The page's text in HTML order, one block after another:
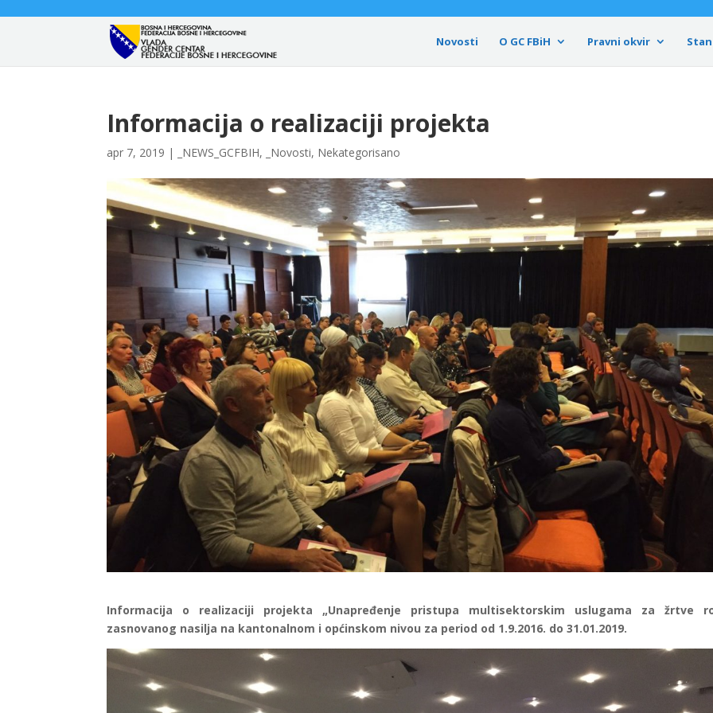
Novosti O GC FBiH Pravni okvir
Informacija o realizaciji projekta
apr 7, 2019 | _NEWS_GCFBIH, _Novosti, Nekategorisano
Informacija o realizaciji projekta „Unapređenje pristupa multisektorskim uslugama za žrtve
zasnovanog nasilja na kantonalnom i općinskom nivou za period od 1.9.2016. do 31.01.2019.